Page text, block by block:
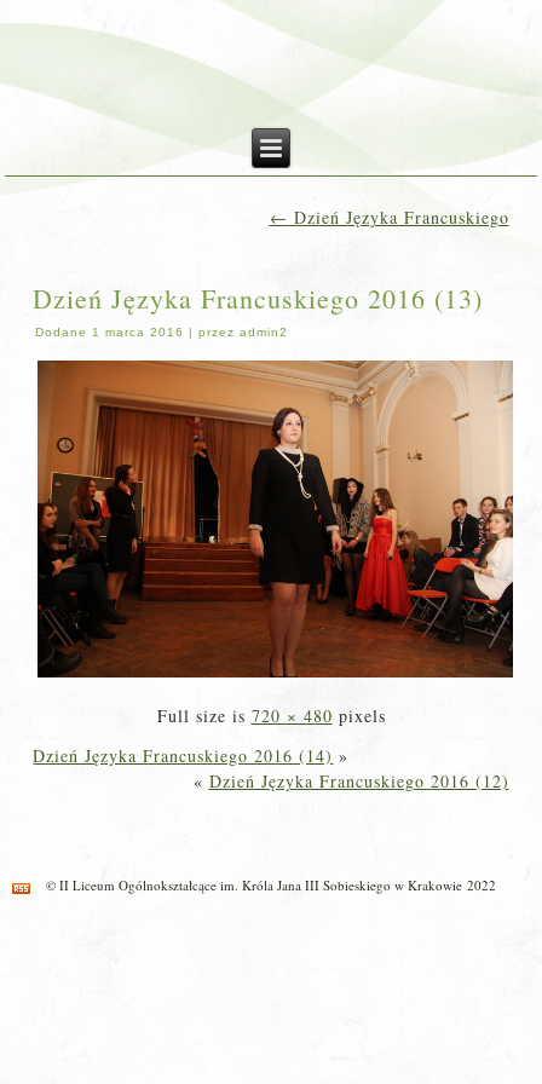
← Dzień Języka Francuskiego
Dzień Języka Francuskiego 2016 (13)
Dodane 1 marca 2016 |przez admin2
Full size is 720 × 480 pixels
Dzień Języka Francuskiego 2016 (14) »
« Dzień Języka Francuskiego 2016 (12)
© II Liceum Ogólnokształcące im. Króla Jana III Sobieskiego w Krakowie 2022